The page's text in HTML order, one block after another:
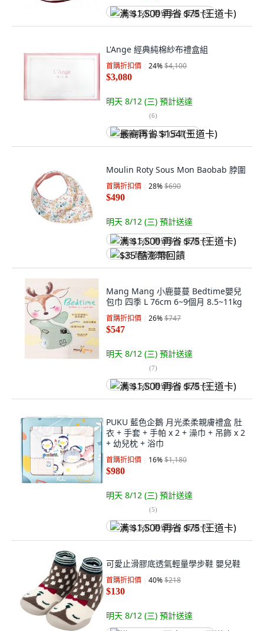
满 $1,500 再省 $75 (王道卡)
L'Ange 經典純棉紗布禮盒組
首購折扣價 24%$4,100
$3,080
明天 8/12 (三) 預計送達
(6)
最高再省 $154 (王道卡)
Moulin Roty Sous Mon Baobab 脖圍
首購折扣價 28%$690
$490
明天 8/12 (三) 預計送達
满 $1,500 再省 $75 (王道卡)
$35 酷澎幣回饋
Mang Mang 小鹿蔓蔓 Bedtime嬰兒
包巾 四季 L 76cm 6~9個月 8.5~11kg
首購折扣價 26%$747
$547
明天 8/12 (三) 預計送達
(7)
满 $1,500 再省 $75 (王道卡)
PUKU 藍色企鵝 月光柔柔親膚禮盒 肚
衣 + 手套 + 手帕 x 2 + 澡巾 + 吊飾 x 2
+ 幼兒枕 + 浴巾
首購折扣價 16%$1,180
$980
明天 8/12 (三) 預計送達
(5)
满 $1,500 再省 $75 (王道卡)
可愛止滑膠底透氣輕量學步鞋 嬰兒鞋
首購折扣價 40%$218
$130
明天 8/12 (三) 預計送達